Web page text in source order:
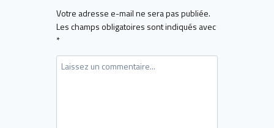
Votre adresse e-mail ne sera pas publiée.
Les champs obligatoires sont indiqués avec
*